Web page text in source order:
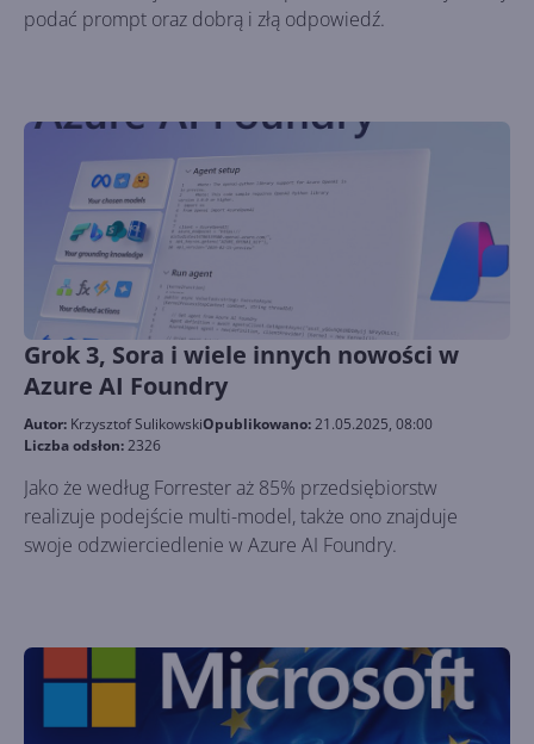
podać prompt oraz dobrą i złą odpowiedź.
Grok 3, Sora i wiele innych nowości w
Azure AI Foundry
Autor: Krzysztof SulikowskiOpublikowano:21.05.2025, 08:00
Liczba odsłon:2326
Jako że według Forrester aż 85% przedsiębiorstw
realizuje podejście multi-model, także ono znajduje
swoje odzwierciedlenie w Azure AI Foundry.